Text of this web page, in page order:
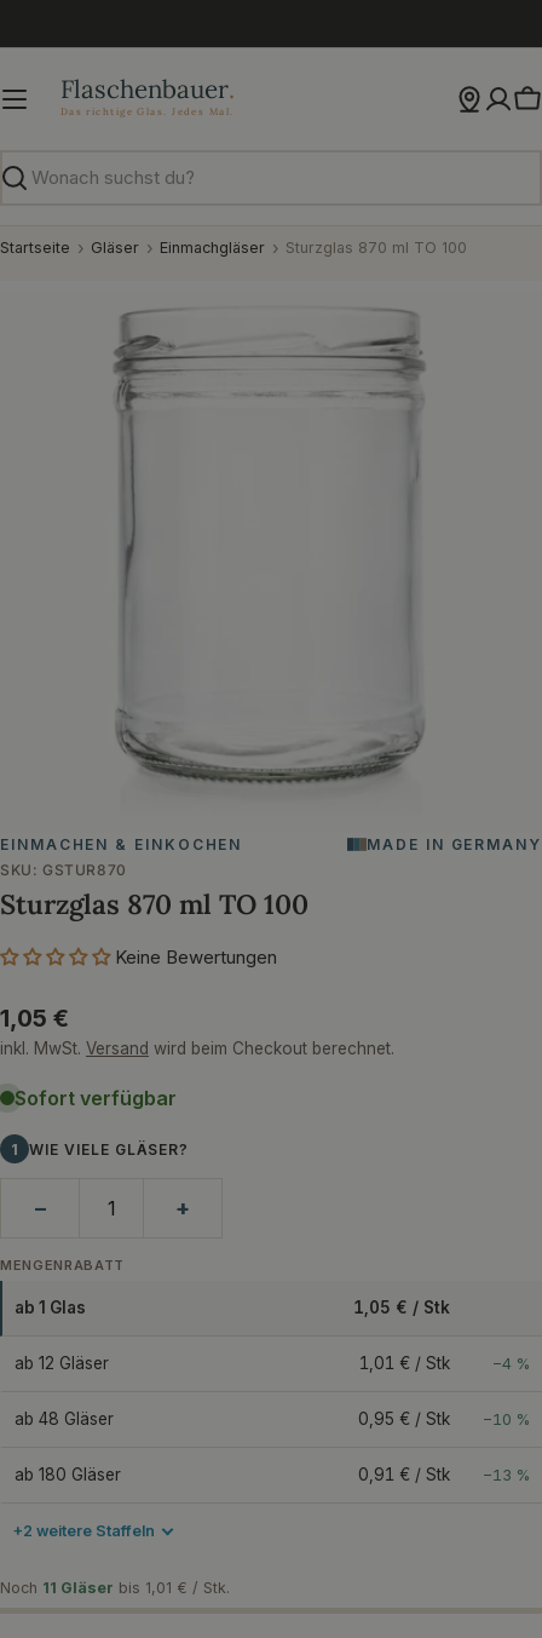
Inhalt
Suchen
Startseite Gläser Einmachgläser Sturzglas 870 ml TO 100
Sie das Medium 0 im Modalformat
EINMACHEN & EINKOCHEN
MADE IN GERMANY
SKU: GSTUR870
Sturzglas 870 ml TO 100
Keine Bewertungen
Regulärer
Preis
1,05 €
inkl. MwSt. Versand wird beim Checkout berechnet.
Sofort verfügbar
1 WIE VIELE GLÄSER?
− +
MENGENRABATT
ab 1 Glas 1,05 € / Stk
ab 12 Gläser 1,01 € / Stk −4 %
ab 48 Gläser 0,95 € / Stk −10 %
ab 180 Gläser 0,91 € / Stk −13 %
+2 weitere Staffeln
Noch 11 Gläser bis 1,01 € / Stk.